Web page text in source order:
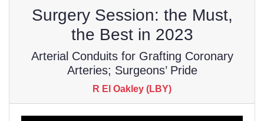
Surgery Session: the Must,
the Best in 2023
Arterial Conduits for Grafting Coronary
Arteries; Surgeons’ Pride
R El Oakley (LBY)